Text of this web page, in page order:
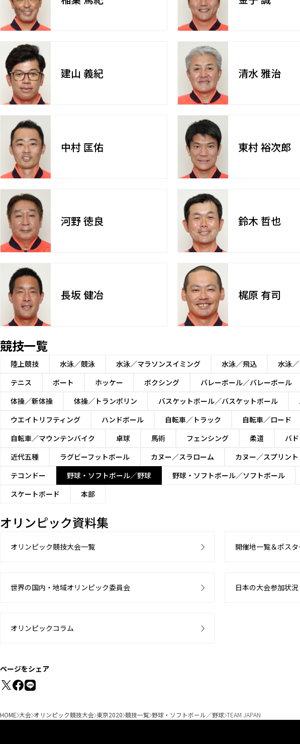
建山 義紀 清水 雅治
中村 匡佑 東村 裕次郎
河野 徳良 鈴木 哲也
長坂 健冶 梶原 有司
競技一覧
陸上競技 水泳／競泳 水泳／マラソンスイミング 水泳／飛込 水泳
テニス
ボート ホッケー ボクシング バレーボール／バレーボール
体操／新体操
体操／トランポリン バスケットボール／バスケットボール
ウエイトリフティング
ハンドボール 自転車／トラック 自転車／ロード
自転車／マウンテンバイク
卓球 馬術 フェンシング 柔道 バ
近代五種
ラグビーフットボール カヌー／スラローム カヌー／スプリント
テコンドー
野球・ソフトボール／野球 野球・ソフトボール／ソフトボール
スケートボード
本部
オリンピック資料集
オリンピック競技大会一覧 開催地一覧＆ポスタ
世界の国内・地域オリンピック委員会 日本の大会参加状況
オリンピックコラム
ページをシェア
HOME 大会 オリンピック競技大会 東京2020 競技一覧 野球・ソフトボール／野球 TEAM JAPAN